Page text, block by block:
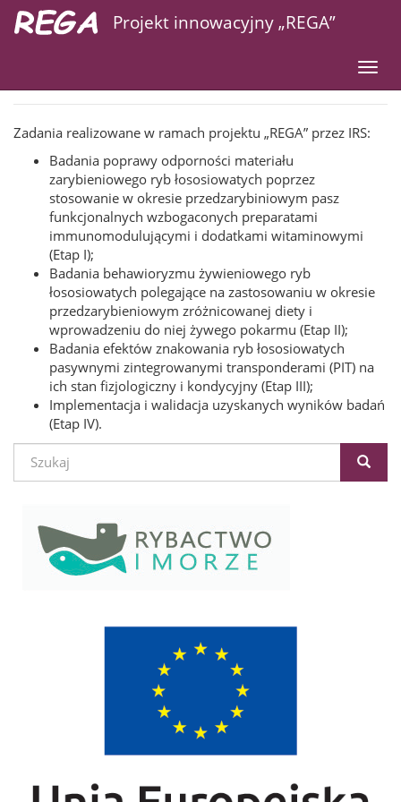
do
treści
Projekt innowacyjny „REGA”
Zadania realizowane w ramach projektu „REGA” przez IRS:
Badania poprawy odporności materiału
zarybieniowego ryb łososiowatych poprzez
stosowanie w okresie przedzarybiniowym pasz
funkcjonalnych wzbogaconych preparatami
immunomodulującymi i dodatkami witaminowymi
(Etap I);
Badania behawioryzmu żywieniowego ryb
łososiowatych polegające na zastosowaniu w okresie
przedzarybieniowym zróżnicowanej diety i
wprowadzeniu do niej żywego pokarmu (Etap II);
Badania efektów znakowania ryb łososiowatych
pasywnymi zintegrowanymi transponderami (PIT) na
ich stan fizjologiczny i kondycyjny (Etap III);
Implementacja i walidacja uzyskanych wyników badań
(Etap IV).
Formularz
wyszukiwania